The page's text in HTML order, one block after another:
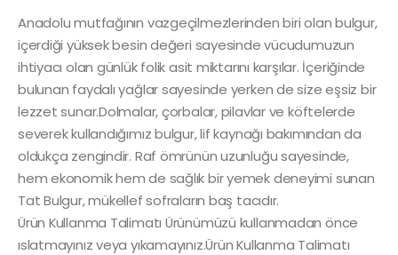
Anadolu mutfağının vazgeçilmezlerinden biri olan bulgur,
içerdiği yüksek besin değeri sayesinde vücudumuzun
ihtiyacı olan günlük folik asit miktarını karşılar. İçeriğinde
bulunan faydalı yağlar sayesinde yerken de size eşsiz bir
lezzet sunar.Dolmalar, çorbalar, pilavlar ve köftelerde
severek kullandığımız bulgur, lif kaynağı bakımından da
oldukça zengindir. Raf ömrünün uzunluğu sayesinde,
hem ekonomik hem de sağlık bir yemek deneyimi sunan
Tat Bulgur, mükellef sofraların baş tacıdır.
Ürün Kullanma Talimatı Ürünümüzü kullanmadan önce
ıslatmayınız veya yıkamayınız.Ürün Kullanma Talimatı